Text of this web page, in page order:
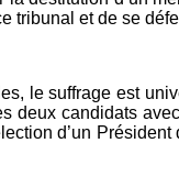
tribunal et de se
le suffrage est
deux candidats
d’un